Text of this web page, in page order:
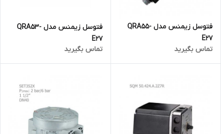
فتوسل زیمنس مدل QRA55-
E27
تماس بگیرید
فتوسل زیمنس مدل QRA53-
E27
تماس بگیرید